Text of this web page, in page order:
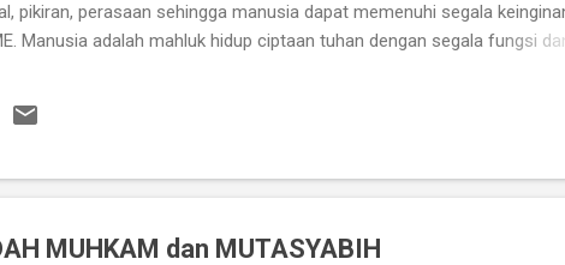
pikiran, perasaan sehingga manusia dapat memenuhi segala
Manusia adalah mahluk hidup ciptaan tuhan dengan segala fungsi
Serta terkait serta berinteraksi dengan alam dan lingkungannya dalam
baik itu positis maupun negatif. Manusia juga sebagai mahkluk
sosial yang saling berhubungan dan keterkaitannya dengan
MUHKAM dan MUTASYABIH